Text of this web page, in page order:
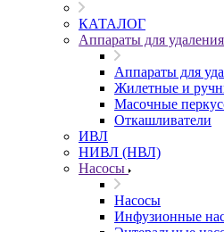
КАТАЛОГ
Аппараты для
Аппараты для
Жилетные и
Масочные
Откашливатели
ИВЛ
НИВЛ (НВЛ)
Насосы
Насосы
Инфузионные